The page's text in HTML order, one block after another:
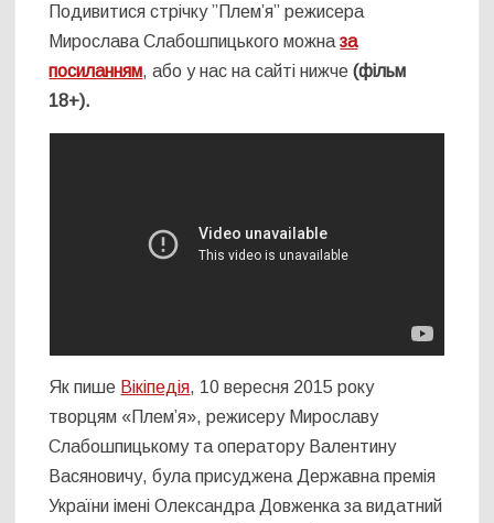
Подивитися стрічку ”Плем’я” режисера
Мирослава Слабошпицького можназа
посиланням, або у нас на сайті нижче(фільм
18+).
Як пише Вікіпедія, 10 вересня 2015 року
творцям «Плем’я», режисеру Мирославу
Слабошпицькому та оператору Валентину
Васяновичу, була присуджена Державна премія
України імені Олександра Довженка за видатний